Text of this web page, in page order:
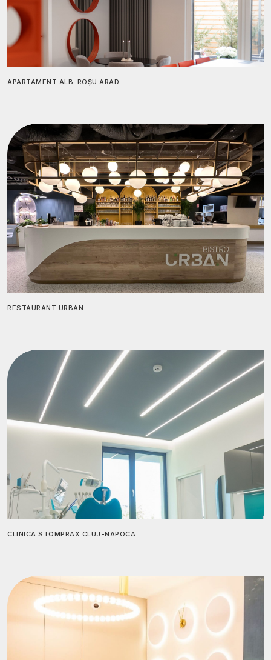
APARTAMENT ALB-ROȘU ARAD
RESTAURANT URBAN
CLINICA STOMPRAX CLUJ-NAPOCA